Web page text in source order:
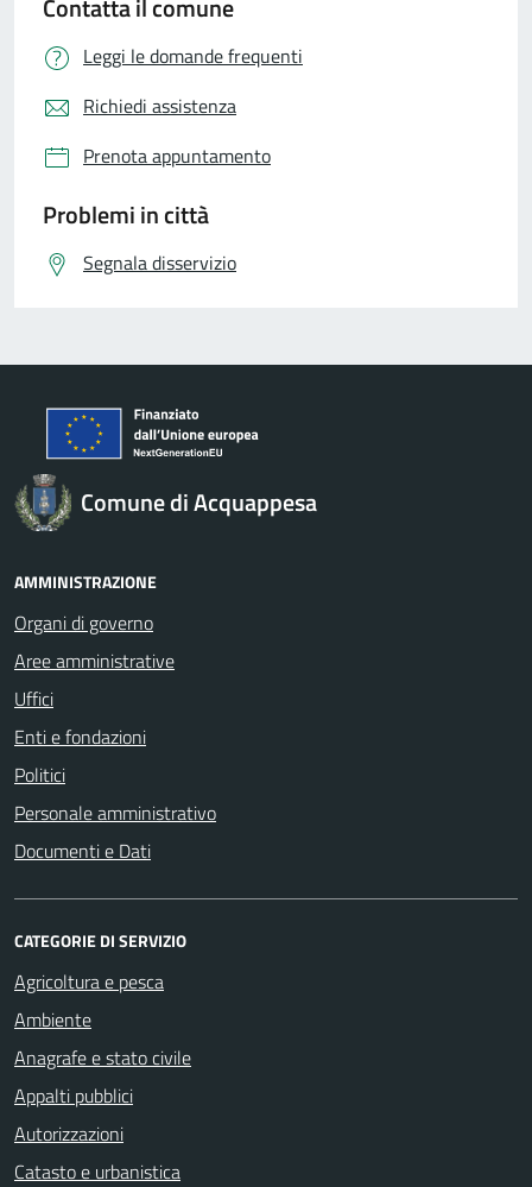
Contatta il comune
Leggi le domande frequenti
Richiedi assistenza
Prenota appuntamento
Problemi in città
Segnala disservizio
Comune di Acquappesa
AMMINISTRAZIONE
Organi di governo
Aree amministrative
Uffici
Enti e fondazioni
Politici
Personale amministrativo
Documenti e Dati
CATEGORIE DI SERVIZIO
Agricoltura e pesca
Ambiente
Anagrafe e stato civile
Appalti pubblici
Autorizzazioni
Catasto e urbanistica